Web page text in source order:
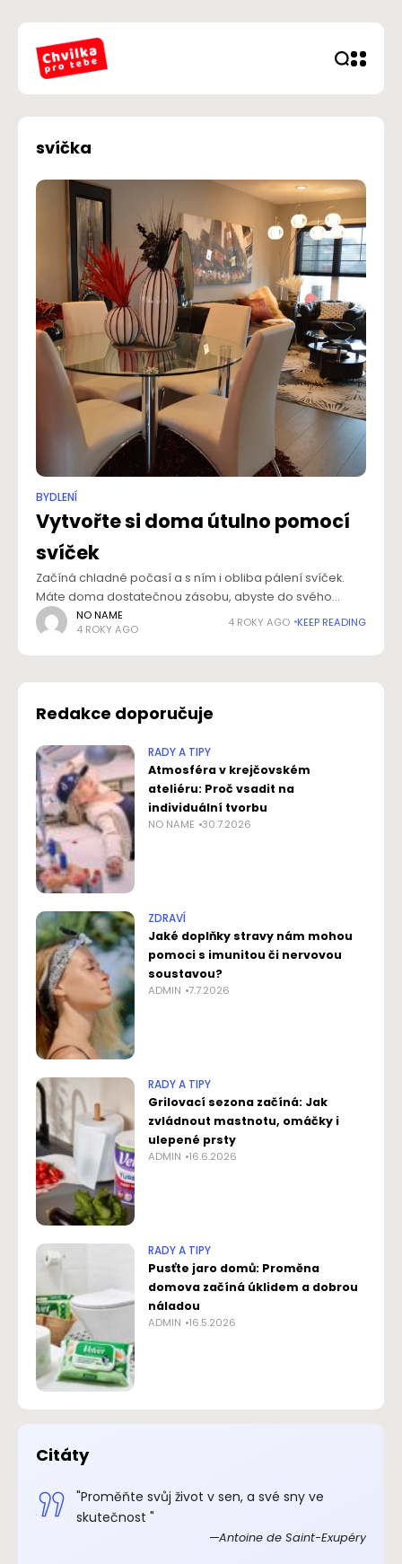
svíčka
BYDLENÍ
Vytvořte si doma útulno pomocí
svíček
Začíná chladné počasí a s ním i obliba pálení svíček.
Máte doma dostatečnou zásobu, abyste do svého
bydlení vnesli tu správnou atmosféru? Poradíme vám,
jak si pomocí svíček užít útulno
NO NAME
4 ROKY AGO
4 ROKY AGO KEEP READING
Redakce doporučuje
RADY A TIPY
Atmosféra v krejčovském
ateliéru: Proč vsadit na
individuální tvorbu
NO NAME 30.7.2026
ZDRAVÍ
Jaké doplňky stravy nám mohou
pomoci s imunitou či nervovou
soustavou?
ADMIN 7.7.2026
RADY A TIPY
Grilovací sezona začíná: Jak
zvládnout mastnotu, omáčky i
ulepené prsty
ADMIN 16.6.2026
RADY A TIPY
Pusťte jaro domů: Proměna
domova začíná úklidem a dobrou
náladou
ADMIN 16.5.2026
Citáty
"Proměňte svůj život v sen, a své sny ve
skutečnost "
Antoine de Saint-Exupéry